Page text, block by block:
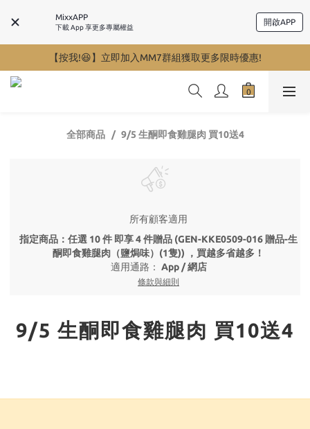
MixxAPP
下載 App 享更多專屬權益
開啟APP
【按我!😆】立即加入MM7群組獲取更多限時優惠!
全部商品 9/5 生酮即食雞腿肉 買10送4
所有顧客適用
指定商品：任選 10 件 即享 4 件贈品 (GEN-KKE0509-016 贈品-生
酮即食雞腿肉（鹽焗味）(1隻)) ，買越多省越多！
適用通路： App / 網店
條款與細則
9/5 生酮即食雞腿肉 買10送4